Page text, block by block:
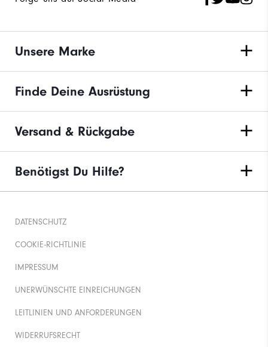
Unsere Marke
Finde Deine Ausrüstung
Versand & Rückgabe
Benötigst Du Hilfe?
DATENSCHUTZ
COOKIE-RICHTLINIE
IMPRESSUM
UNERWÜNSCHTE EINREICHUNGEN
LEITLINIEN UND ANFORDERUNGEN
WIDERRUFSRECHT